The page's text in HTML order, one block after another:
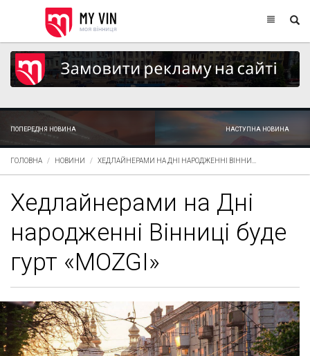
ПОПЕРЕДНЯ НОВИНА НАСТУПНА НОВИНА
ГОЛОВНА НОВИНИ ХЕДЛАЙНЕРАМИ НА ДНІ НАРОДЖЕННІ ВІННИ...
Хедлайнерами на Дні
народженні Вінниці буде
гурт «MOZGI»